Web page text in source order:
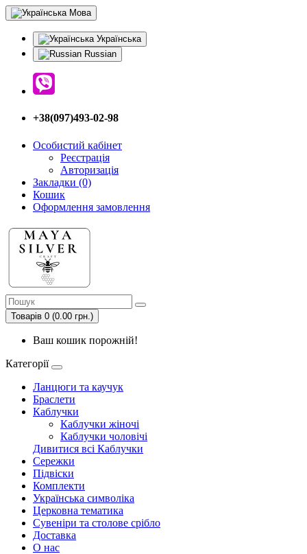
Мова
Українська
Russian
+38(097)493-02-98
Особистий кабінет
Реєстрація
Авторизація
Закладки (0)
Кошик
Оформлення замовлення
Товарів 0 (0.00 грн.)
Ваш кошик порожній!
Категорії
Ланцюги та каучук
Браслети
Каблучки
Каблучки жіночі
Каблучки чоловічі
Дивитися всі Каблучки
Сережки
Підвіски
Комплекти
Українська символiка
Церковна тематика
Сувеніри та столове срібло
Доставка
О нас